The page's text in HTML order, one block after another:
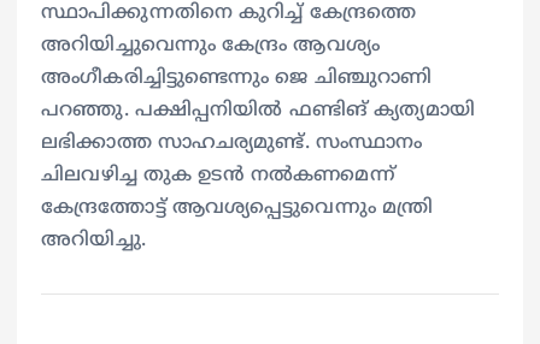
സ്ഥാപിക്കുന്നതിനെ കുറിച്ച് കേന്ദ്രത്തെ
അറിയിച്ചുവെന്നും കേന്ദ്രം ആവശ്യം
അംഗീകരിച്ചിട്ടുണ്ടെന്നും ജെ ചിഞ്ചുറാണി
പറഞ്ഞു. പക്ഷിപ്പനിയിൽ ഫണ്ടിങ് ക്യത്യമായി
ലഭിക്കാത്ത സാഹചര്യമുണ്ട്. സംസ്ഥാനം
ചിലവഴിച്ച തുക ഉടൻ നൽകണമെന്ന്
കേന്ദ്രത്തോട്ട് ആവശ്യപ്പെട്ടുവെന്നും മന്ത്രി
അറിയിച്ചു.